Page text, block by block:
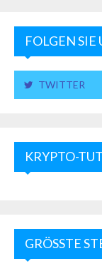
FOLGEN SIE
TWITTER
KRYPTO-
GRÖSSTE